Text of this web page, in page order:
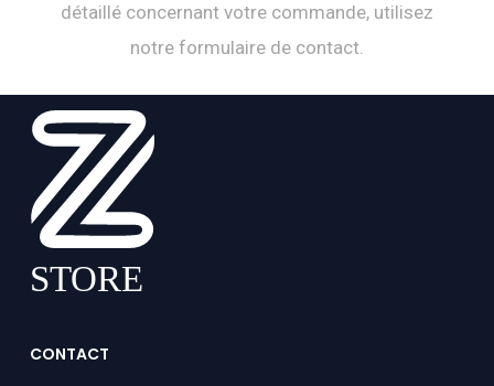
détaillé concernant votre commande, utilisez
notre formulaire de contact.
CONTACT